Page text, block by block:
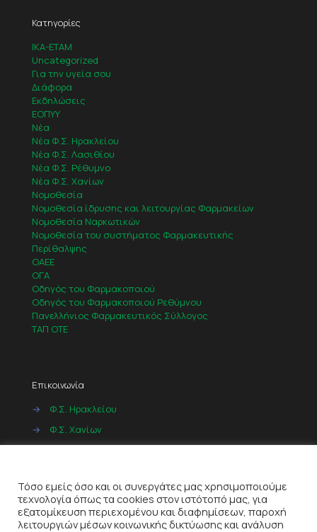
Κατηγορίες
IKA-ETAM
Uncategorized
Για την υγεία σου
Διάφορα
Εκδηλώσεις
ΕΟΠΥΥ
Νέα
Νέα Φ.Σ. Ηρακλείου
Νέα Φ.Σ. Λασιθίου
Νέα Φ.Σ. Ρέθυμνο
Νέα Φ.Σ. Χανίων
Νομοθεσία
Νομοθεσία ίδρυσης και λειτουργίας Φαρμακείων
Νομοθεσία Ναρκωτικών
Νομοθεσία του συστήματος Φαρμακευτικής
Περίθαλψης
ΟΑΕΕ
ΟΓΑ
Οδηγός του Φαρμακοποιού
Οδηγός του Φαρμακοποιού Ρεθύμνου
Πανελλήνιος Φαρμακευτικός Σύλλογος
ΤΑΠ ΟΤΕ
Επικοινωνία
→
Φ.Σ. Ηρακλείου
→
Φ.Σ. Χανίων
Τόσο εμείς όσο και οι συνεργάτες μας χρησιμοποιούμε
τεχνολογία όπως τα cookies στον ιστότοπό μας, για
εξατομίκευση περιεχομένου και διαφημίσεων, παροχή
λειτουργιών μέσων κοινωνικής δικτύωσης και ανάλυση